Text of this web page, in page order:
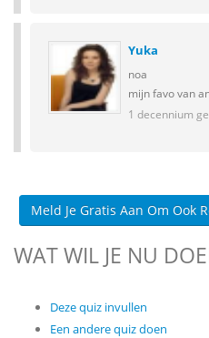
Yuka
noa
mijn favo van
1 decennium
Meld Je Gratis Aan Om Ook
WAT WIL JE NU
Deze quiz invullen
Een andere quiz doen